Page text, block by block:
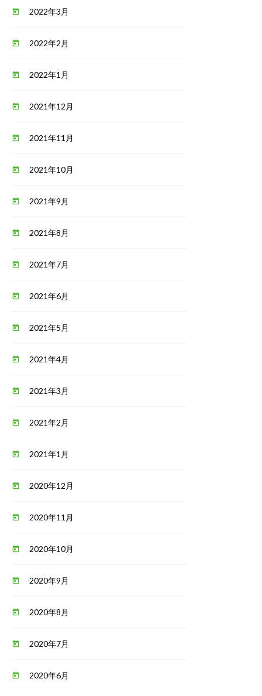
today 2022年3月
today 2022年2月
today 2022年1月
today 2021年12月
today 2021年11月
today 2021年10月
today 2021年9月
today 2021年8月
today 2021年7月
today 2021年6月
today 2021年5月
today 2021年4月
today 2021年3月
today 2021年2月
today 2021年1月
today 2020年12月
today 2020年11月
today 2020年10月
today 2020年9月
today 2020年8月
today 2020年7月
today 2020年6月